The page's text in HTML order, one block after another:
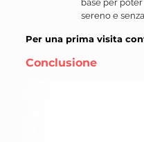
base per
sereno e
Per una prima visita
Conclusione